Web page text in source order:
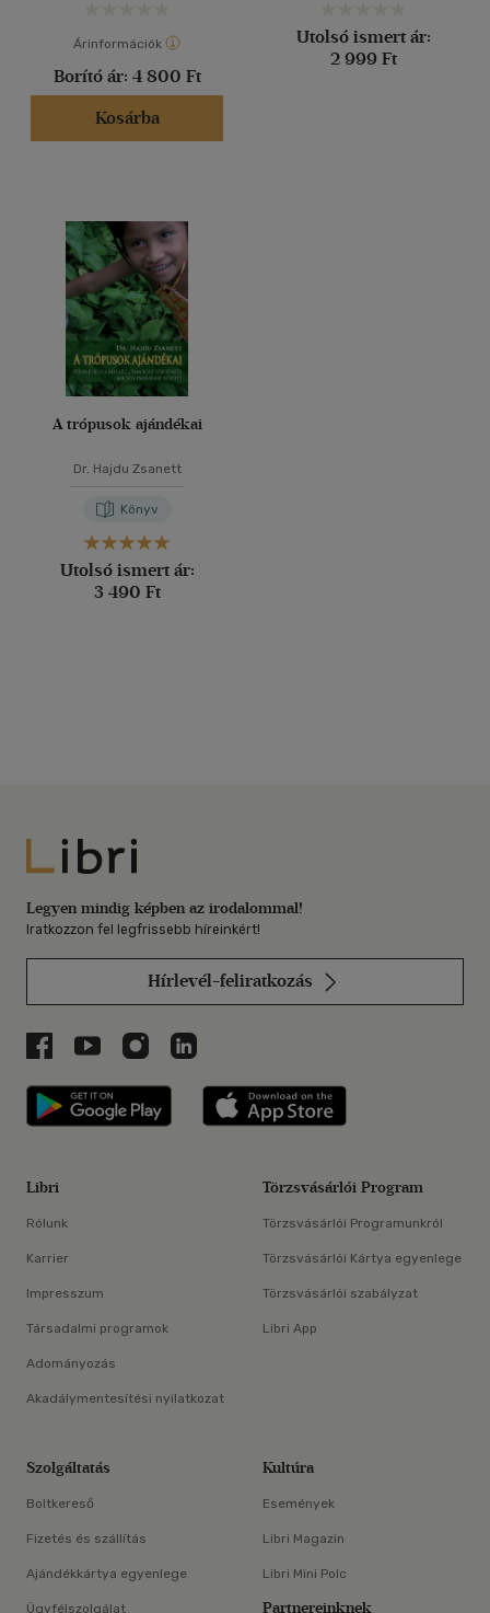
Árinformációk
Borító ár: 4 800 Ft
Kosárba
Utolsó ismert ár:
2 999 Ft
A trópusok ajándékai
Dr. Hajdu Zsanett
Könyv
Utolsó ismert ár:
3 490 Ft
Libri
Legyen mindig képben az irodalommal!
Iratkozzon fel legfrissebb híreinkért!
Hírlevél-feliratkozás
Libri a Facebookon
Libri a Youtube-on
Libri az Instagramon
Libri a LinkedInen
Libri applikáció Szerezd meg: Google
Libri
Rólunk
Karrier
Impresszum
Társadalmi programok
Adományozás
Akadálymentesítési nyilatkozat
Törzsvásárlói Program
Törzsvásárlói Programunkról
Törzsvásárlói Kártya egyenlege
Törzsvásárlói szabályzat
Libri App
Szolgáltatás
Boltkereső
Fizetés és szállítás
Ajándékkártya egyenlege
Ügyfélszolgálat
Kultúra
Események
Libri Magazin
Libri Mini Polc
Partnereinknek